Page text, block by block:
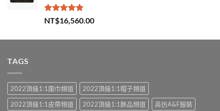
評分5.00
滿分 5
NT$16,560.00
TAGS
2022頂級1:1圍巾頻道
2022頂級1:1帽子頻道
2022頂級1:1皮帶頻道
2022頂級1:1飾品頻道
高仿A&F服裝